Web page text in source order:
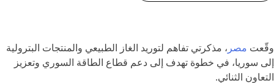
وقّعت مصر ، مذكرتي تفاهم لتوريد الغاز الطبيعي والمنتجات البترولية
إلى سوريا، في خطوة تهدف إلى دعم قطاع الطاقة السوري وتعزيز
التعاون الثنائي.